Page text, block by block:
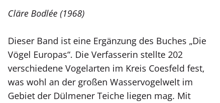
Cläre Bodlée (1968)
Dieser Band ist eine Ergänzung des Buches „Die
Vögel Europas“. Die Verfasserin stellte 202
verschiedene Vogelarten im Kreis Coesfeld fest,
was wohl an der großen Wasservogelwelt im
Gebiet der Dülmener Teiche liegen mag. Mit